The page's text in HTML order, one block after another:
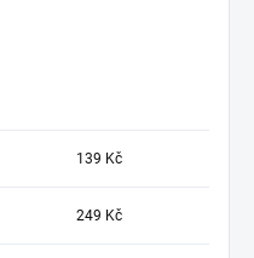
139 Kč
249 Kč